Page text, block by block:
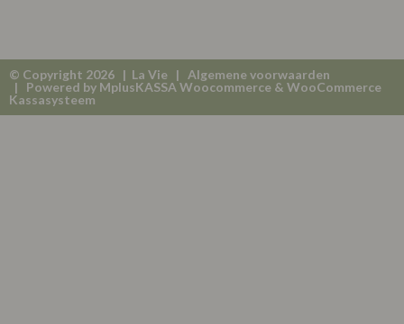
© Copyright 2026 | La Vie | Algemene voorwaarden
| Powered by MplusKASSA Woocommerce & WooCommerce
Kassasysteem